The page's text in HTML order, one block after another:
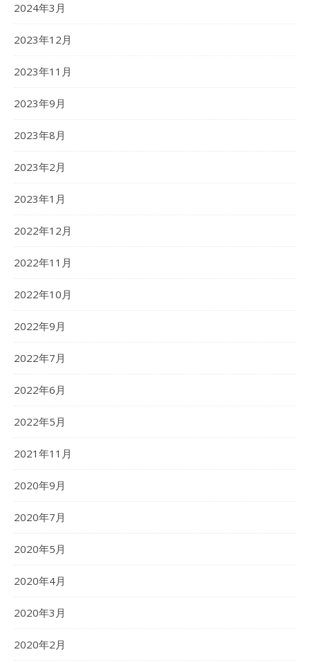
2024年3月
2023年12月
2023年11月
2023年9月
2023年8月
2023年2月
2023年1月
2022年12月
2022年11月
2022年10月
2022年9月
2022年7月
2022年6月
2022年5月
2021年11月
2020年9月
2020年7月
2020年5月
2020年4月
2020年3月
2020年2月